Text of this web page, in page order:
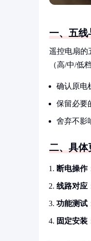
一、五
遥控电扇的
（高/中/低
确认原电
保留必要
舍弃不影
二、具体
断电操作
线路对应
功能测试
固定安装